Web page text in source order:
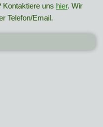
Kontaktiere uns hier. Wir
Telefon/Email.